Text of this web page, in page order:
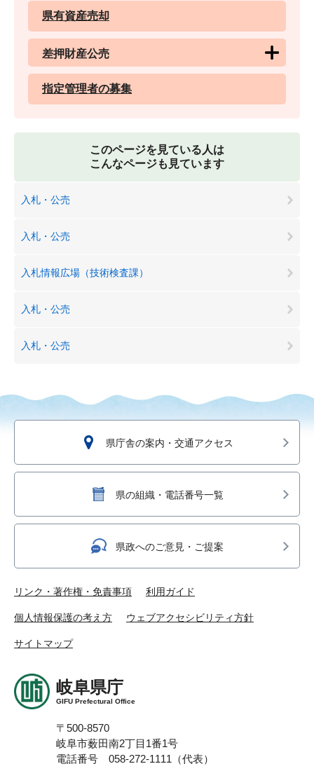
県有資産売却
差押財産公売
指定管理者の募集
このページを見ている人は
こんなページも見ています
入札・公売
入札・公売
入札情報広場（技術検査課）
入札・公売
入札・公売
県庁舎の案内・交通アクセス
県の組織・電話番号一覧
県政へのご意見・ご提案
リンク・著作権・免責事項 利用ガイド
個人情報保護の考え方 ウェブアクセシビリティ方針
サイトマップ
岐阜県庁
GIFU Prefectural Office
〒500-8570
岐阜市薮田南2丁目1番1号
電話番号 058-272-1111（代表）